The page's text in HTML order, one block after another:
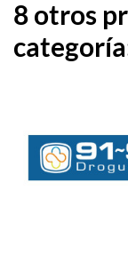
8 otros